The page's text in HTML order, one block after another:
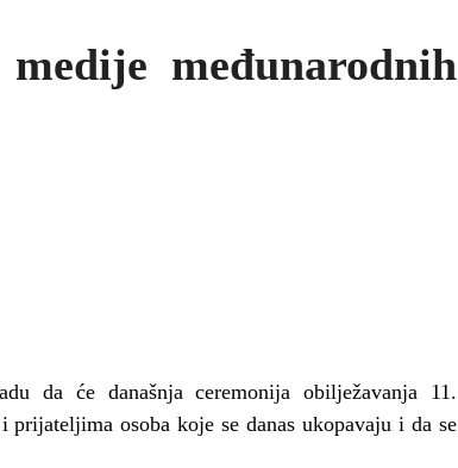
međunarodnih
da će današnja ceremonija obilježavanja 11.
osoba koje se danas ukopavaju i da se